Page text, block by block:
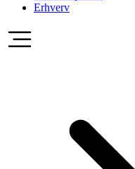
Erhverv